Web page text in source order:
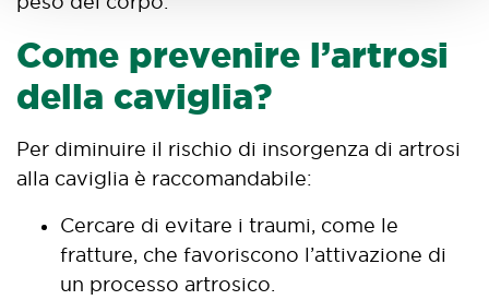
Come prevenire l’artrosi
della caviglia?
Per diminuire il rischio di insorgenza di artrosi
alla caviglia è raccomandabile:
Cercare di evitare i traumi, come le
fratture, che favoriscono l’attivazione di
un processo artrosico.